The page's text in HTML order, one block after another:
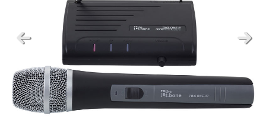
ΑΞΕΣΟΥΑΡ - ΑΝΤΑΛΛΑΚΤΙΚΑ ΚΙΘΑΡΑΣ ΜΠΑΣΟΥ
ΤΕΤΡΑΔΙΑ-DVD-CD